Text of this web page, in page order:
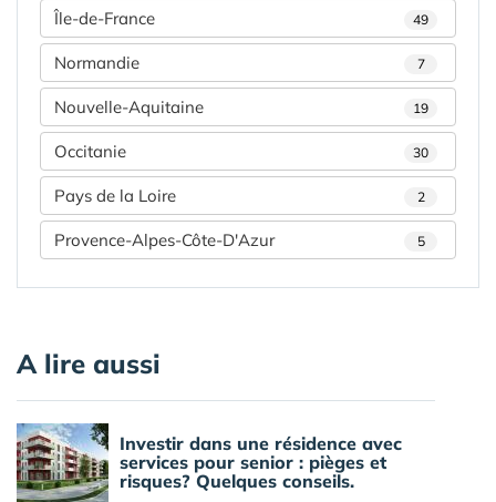
Île-de-France 49
Normandie 7
Nouvelle-Aquitaine 19
Occitanie 30
Pays de la Loire 2
Provence-Alpes-Côte-D'Azur 5
A lire aussi
Investir dans une résidence avec
services pour senior : pièges et
risques? Quelques conseils.